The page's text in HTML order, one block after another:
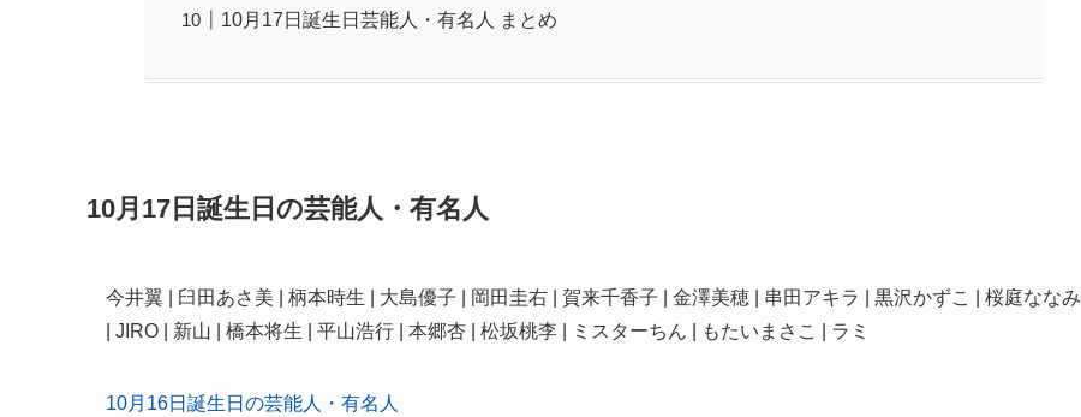
10月17日誕生日芸能人・有名人 まとめ
10月17日誕生日の芸能人・有名人
今井翼 | 臼田あさ美 | 柄本時生 | 大島優子 | 岡田圭右 | 賀来千香子 | 金澤美穂 | 串田アキラ | 黒沢かずこ | 桜庭ななみ
| JIRO | 新山 | 橋本将生 | 平山浩行 | 本郷杏 | 松坂桃李 | ミスターちん | もたいまさこ | ラミ
10月16日誕生日の芸能人・有名人